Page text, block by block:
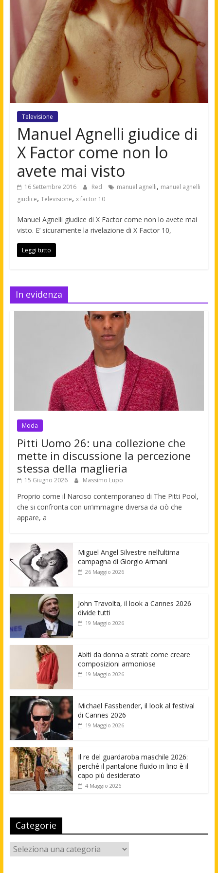
Televisione
Manuel Agnelli giudice di
X Factor come non lo
avete mai visto
16 Settembre 2016 Red manuel agnelli, manuel agnelli
giudice, Televisione, x factor 10
Manuel Agnelli giudice di X Factor come non lo avete mai
visto. E’ sicuramente la rivelazione di X Factor 10,
Leggi tutto
In evidenza
Moda
Pitti Uomo 26: una collezione che
mette in discussione la percezione
stessa della maglieria
15 Giugno 2026 Massimo Lupo
Proprio come il Narciso contemporaneo di The Pitti Pool,
che si confronta con un’immagine diversa da ciò che
appare, a
Miguel Angel Silvestre nell’ultima
campagna di Giorgio Armani
26 Maggio 2026
John Travolta, il look a Cannes 2026
divide tutti
19 Maggio 2026
Abiti da donna a strati: come creare
composizioni armoniose
19 Maggio 2026
Michael Fassbender, il look al festival
di Cannes 2026
19 Maggio 2026
Il re del guardaroba maschile 2026:
perché il pantalone fluido in lino è il
capo più desiderato
4 Maggio 2026
Categorie
Categorie